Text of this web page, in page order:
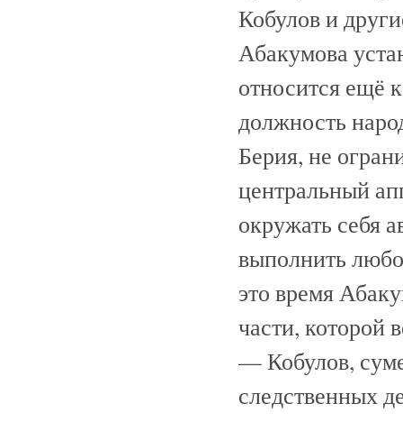
Кобулов и
Абакумова
относится ещё
должность
Берия, не
центральный
окружать себя
выполнить
это время
части, которой
— Кобулов,
следственных